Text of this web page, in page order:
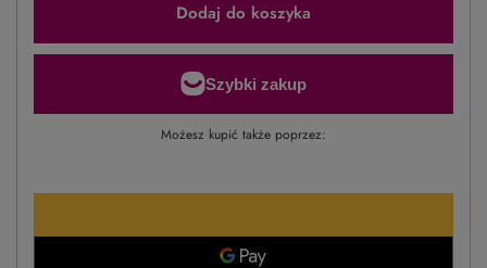
Dodaj do koszyka
Możesz kupić także poprzez: